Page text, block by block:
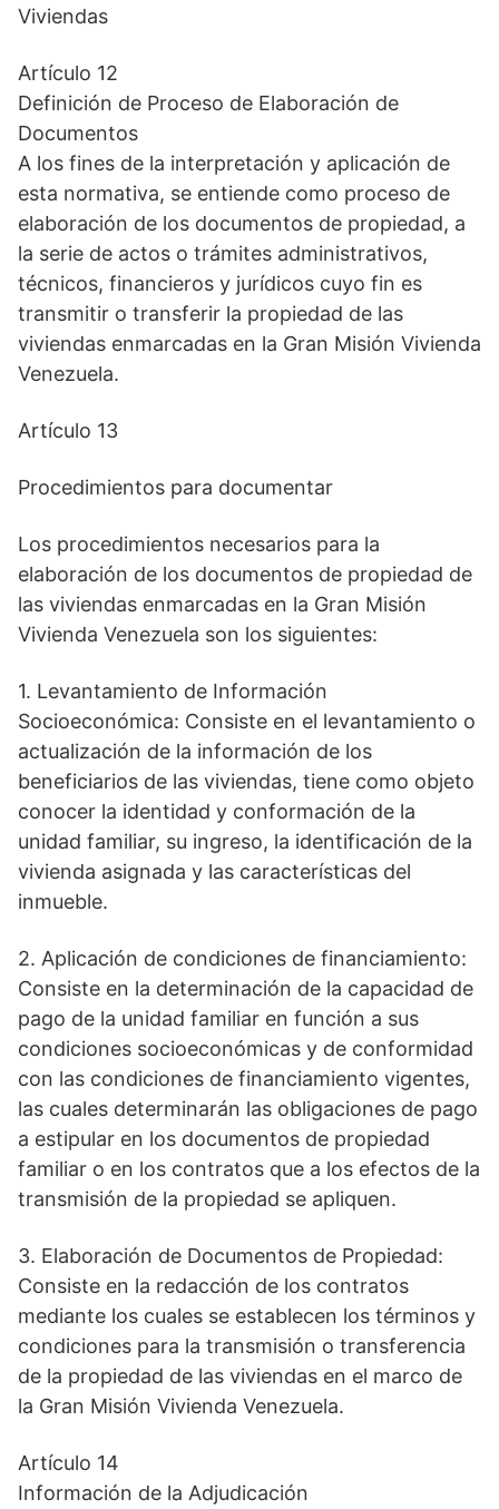
Viviendas
Artículo 12
Definición de Proceso de Elaboración de
Documentos
A los fines de la interpretación y aplicación de
esta normativa, se entiende como proceso de
elaboración de los documentos de propiedad, a
la serie de actos o trámites administrativos,
técnicos, financieros y jurídicos cuyo fin es
transmitir o transferir la propiedad de las
viviendas enmarcadas en la Gran Misión Vivienda
Venezuela.
Artículo 13
Procedimientos para documentar
Los procedimientos necesarios para la
elaboración de los documentos de propiedad de
las viviendas enmarcadas en la Gran Misión
Vivienda Venezuela son los siguientes:
1. Levantamiento de Información
Socioeconómica: Consiste en el levantamiento o
actualización de la información de los
beneficiarios de las viviendas, tiene como objeto
conocer la identidad y conformación de la
unidad familiar, su ingreso, la identificación de la
vivienda asignada y las características del
inmueble.
2. Aplicación de condiciones de financiamiento:
Consiste en la determinación de la capacidad de
pago de la unidad familiar en función a sus
condiciones socioeconómicas y de conformidad
con las condiciones de financiamiento vigentes,
las cuales determinarán las obligaciones de pago
a estipular en los documentos de propiedad
familiar o en los contratos que a los efectos de la
transmisión de la propiedad se apliquen.
3. Elaboración de Documentos de Propiedad:
Consiste en la redacción de los contratos
mediante los cuales se establecen los términos y
condiciones para la transmisión o transferencia
de la propiedad de las viviendas en el marco de
la Gran Misión Vivienda Venezuela.
Artículo 14
Información de la Adjudicación